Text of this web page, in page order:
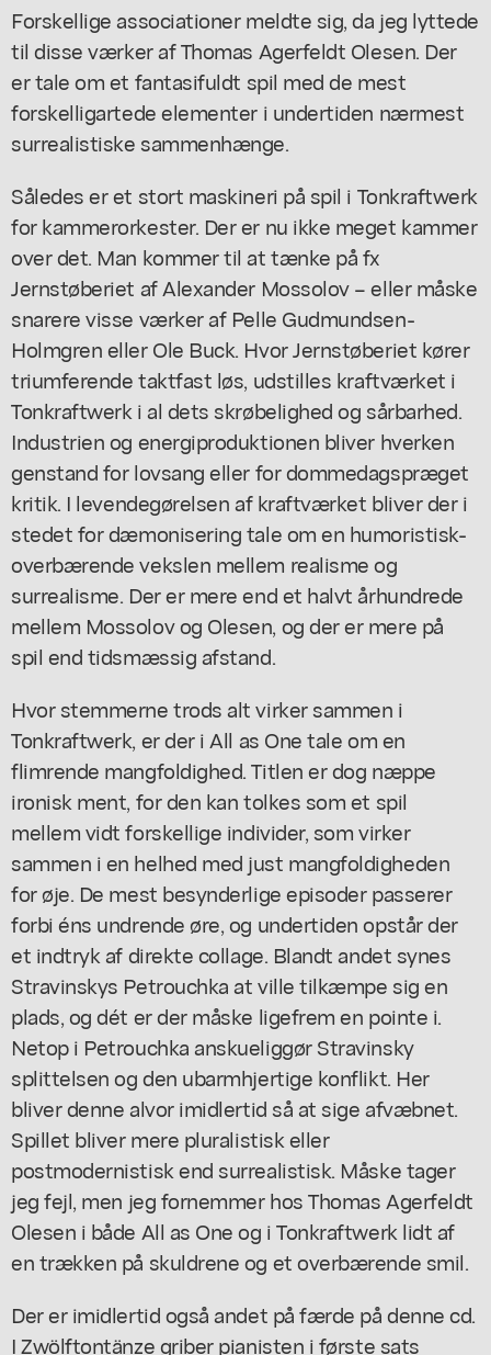
Forskellige associationer meldte sig, da jeg lyttede
til disse værker af Thomas Agerfeldt Olesen. Der
er tale om et fantasifuldt spil med de mest
forskelligartede elementer i undertiden nærmest
surrealistiske sammenhænge.
Således er et stort maskineri på spil i Tonkraftwerk
for kammerorkester. Der er nu ikke meget kammer
over det. Man kommer til at tænke på fx
Jernstøberiet afAlexander Mossolov – eller måske
snarere visse værker af Pelle Gudmundsen-
Holmgren eller Ole Buck. HvorJernstøberiet kører
triumferende taktfast løs, udstilles kraftværket i
Tonkraftwerk i al dets skrøbelighed og sårbarhed.
Industrien og energiproduktionen bliver hverken
genstand for lovsang eller for dommedagspræget
kritik. I levendegørelsen af kraftværket bliver der i
stedet for dæmonisering tale om en humoristisk-
overbærende vekslen mellem realisme og
surrealisme. Der er mere end et halvt århundrede
mellem Mossolov og Olesen, og der er mere på
spil end tidsmæssig afstand.
Hvor stemmerne trods alt virker sammen i
Tonkraftwerk, er der i All as Onetale om en
flimrende mangfoldighed. Titlen er dog næppe
ironisk ment, for den kan tolkes som et spil
mellem vidt forskellige individer, som virker
sammen i en helhed med just mangfoldigheden
for øje. De mest besynderlige episoder passerer
forbi éns undrende øre, og undertiden opstår der
et indtryk af direkte collage. Blandt andet synes
Stravinskys Petrouchkaat ville tilkæmpe sig en
plads, og dét er der måske ligefrem en pointe i.
Netop i Petrouchkaanskueliggør Stravinsky
splittelsen og den ubarmhjertige konflikt. Her
bliver denne alvor imidlertid så at sige afvæbnet.
Spillet bliver mere pluralistisk eller
postmodernistisk end surrealistisk. Måske tager
jeg fejl, men jeg fornemmer hos Thomas Agerfeldt
Olesen i både All as Oneog iTonkraftwerk lidt af
en trækken på skuldrene og et overbærende smil.
Der er imidlertid også andet på færde på denne cd.
IZwölftontänzegriber pianisten i første sats